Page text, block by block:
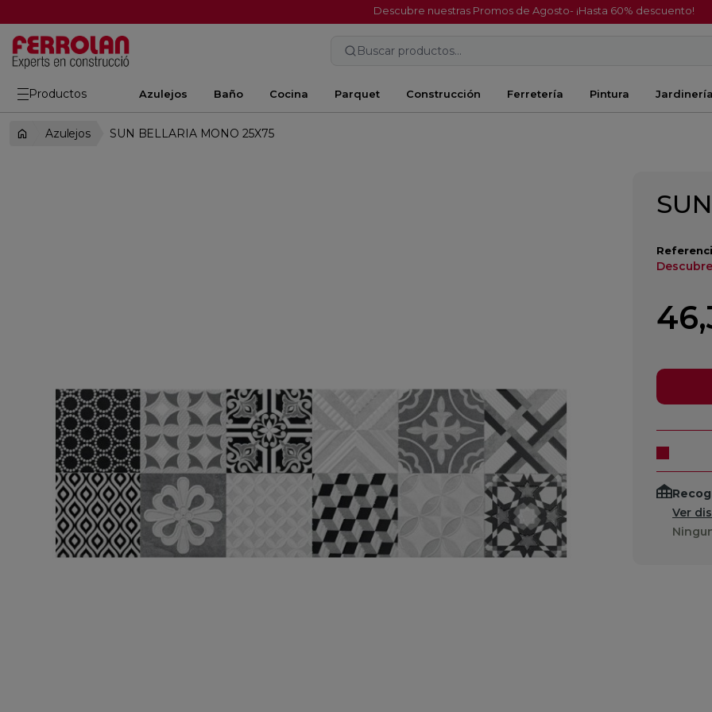
Descubre nuestras Promos de Agosto- ¡Hasta 60% descuento!
Buscar productos...
Productos Azulejos Baño Cocina Parquet Construcción Ferretería Pintura
Azulejos SUN BELLARIA MONO 25X75
Ver